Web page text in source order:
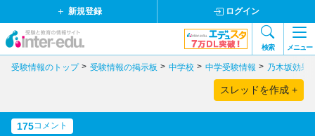
新規登録 ログイン
検索 メニュー
受験情報のトップ 受験情報の掲示板 中学校 中学受験情報 乃木坂効果
スレッドを作成 +
175コメント